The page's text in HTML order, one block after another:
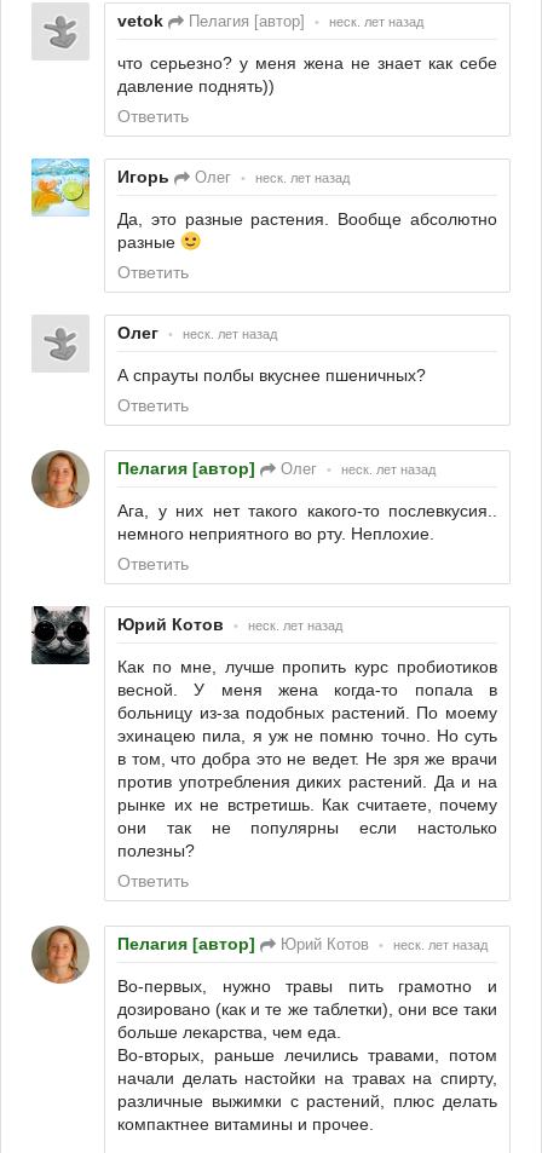
vetok Пелагия [автор] • неск. лет назад
что серьезно? у меня жена не знает как себе
давление поднять))
Ответить
Игорь Олег • неск. лет назад
Да, это разные растения. Вообще абсолютно
разные
Ответить
Олег • неск. лет назад
А спрауты полбы вкуснее пшеничных?
Ответить
Пелагия [автор] Олег • неск. лет назад
Ага, у них нет такого какого-то послевкусия..
немного неприятного во рту. Неплохие.
Ответить
Юрий Котов • неск. лет назад
Как по мне, лучше пропить курс пробиотиков
весной. У меня жена когда-то попала в
больницу из-за подобных растений. По моему
эхинацею пила, я уж не помню точно. Но суть
в том, что добра это не ведет. Не зря же врачи
против употребления диких растений. Да и на
рынке их не встретишь. Как считаете, почему
они так не популярны если настолько
полезны?
Ответить
Пелагия [автор] Юрий Котов • неск. лет назад
Во-первых, нужно травы пить грамотно и
дозировано (как и те же таблетки), они все таки
больше лекарства, чем еда.
Во-вторых, раньше лечились травами, потом
начали делать настойки на травах на спирту,
различные выжимки с растений, плюс делать
компактнее витамины и прочее.